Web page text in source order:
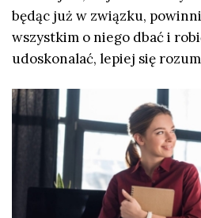
będąc już w związku,
wszystkim o niego dbać i
udoskonalać, lepiej się